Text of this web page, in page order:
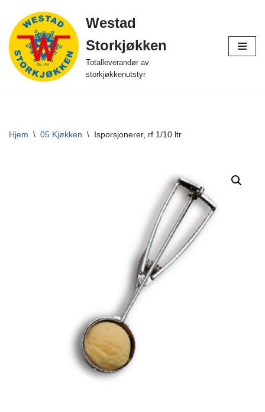
Hopp
til
innholdet
Westad
Storkjøkken
Totalleverandør av
storkjøkkenutstyr
Hjem \ 05 Kjøkken \ Isporsjonerer, rf 1/10 ltr